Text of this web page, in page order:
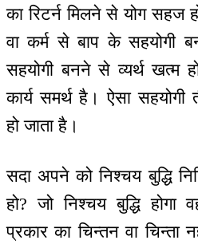
का रिटर्न मिलने से योग सहज
वा कर्म से बाप के सहयोगी
सहयोगी बनने से व्यर्थ खत्म
कार्य समर्थ है। ऐसा सहयोगी
हो जाता है।
सदा अपने को निश्चय बुद्धि
हो? जो निश्चय बुद्धि होगा
प्रकार का चिन्तन वा चिन्ता